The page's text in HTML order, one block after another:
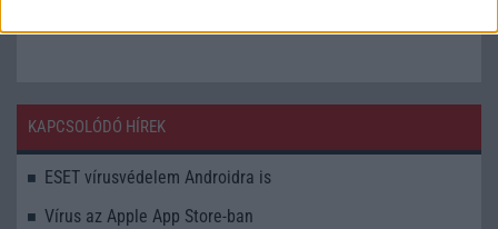
KAPCSOLÓDÓ HÍREK
ESET vírusvédelem Androidra is
Vírus az Apple App Store-ban